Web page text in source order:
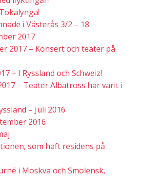
i Västerås 3/2 – 18
2017
2017 – Konsert och teater på
– I Ryssland och Schweiz!
– Teater Albatross har varit i
– Juli 2016
2016
som haft residens på
i Moskva och Smolensk,